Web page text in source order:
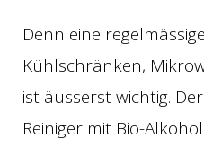
Denn eine
Kühlschränken,
ist äusserst wichtig.
Reiniger mit Bio-